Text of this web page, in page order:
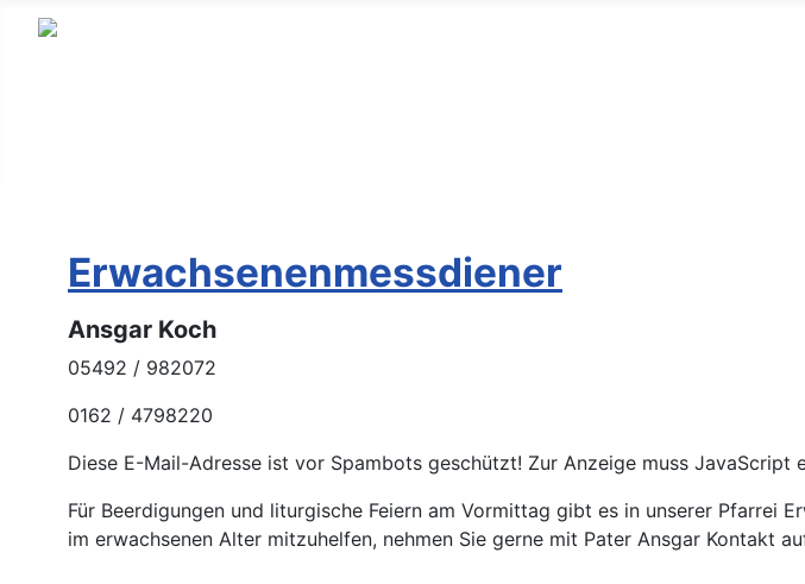
Erwachsenenmessdiener
Ansgar Koch
05492 / 982072
0162 / 4798220
Diese E-Mail-Adresse ist vor Spambots geschützt! Zur Anzeige muss JavaScript
Für Beerdigungen und liturgische Feiern am Vormittag gibt es in unserer Pfarrei
im erwachsenen Alter mitzuhelfen, nehmen Sie gerne mit Pater Ansgar Kontakt